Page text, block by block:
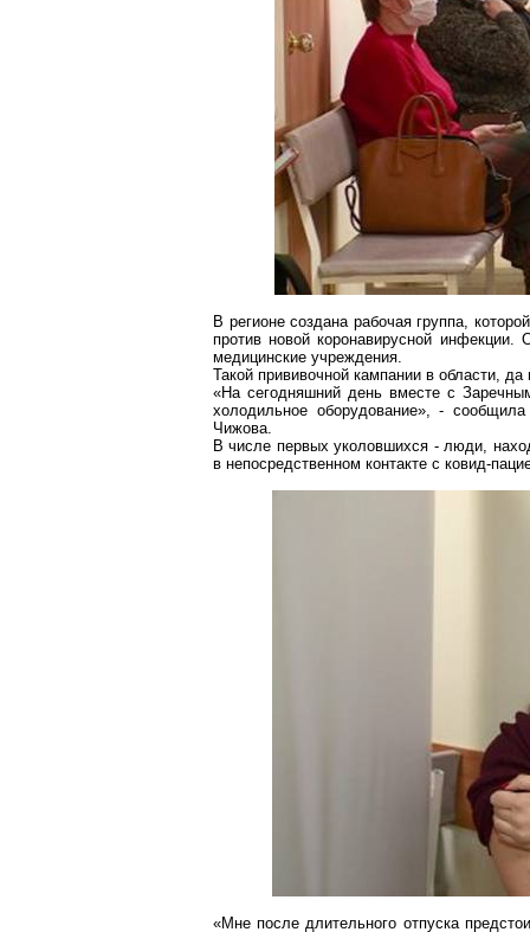
В регионе создана рабочая группа,
против новойкоронавирусной инфекции.
медицинские учреждения.
Такой прививочной кампании в области,
«На сегодняшний день вместе с
холодильное оборудование», -
Чижова.
В числе первых уколовшихся - люди,
в непосредственном контакте с ковид-
«Мне после длительного отпуска